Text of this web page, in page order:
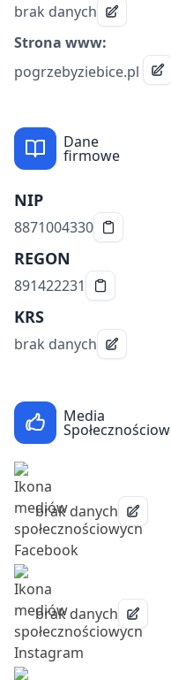
brak danych
Strona www:
pogrzebyziebice.pl
Dane
firmowe
NIP
8871004330
REGON
891422231
KRS
brak danych
Media
brak danych
brak danych